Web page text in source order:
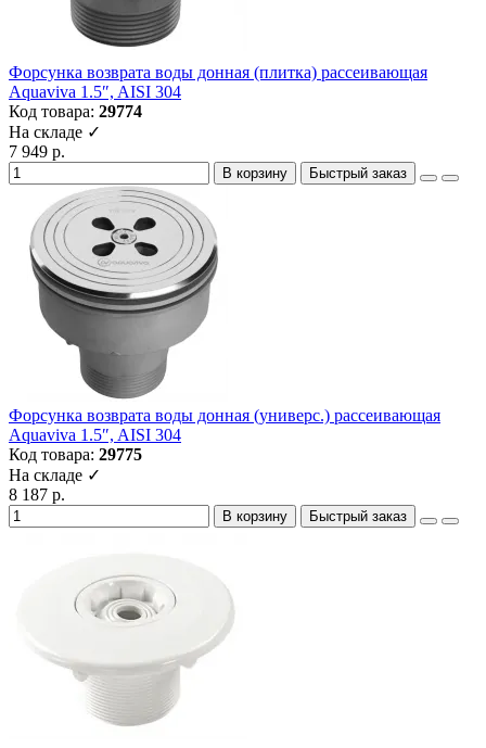
Форсунка возврата воды донная (плитка) рассеивающая
Aquaviva 1.5″, AISI 304
Код товара: 29774
На складе ✓
7 949 р.
В корзину Быстрый заказ
Форсунка возврата воды донная (универс.) рассеивающая
Aquaviva 1.5″, AISI 304
Код товара: 29775
На складе ✓
8 187 р.
В корзину Быстрый заказ